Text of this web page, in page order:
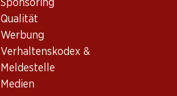
Sponsoring
Qualität
Werbung
Verhaltenskodex &
Meldestelle
Medien
Nach Oben